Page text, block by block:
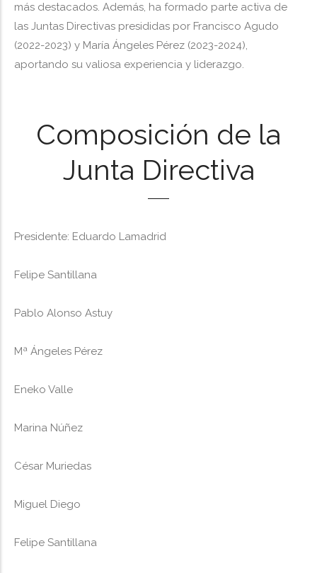
más destacados. Además, ha formado parte activa de
las Juntas Directivas presididas por Francisco Agudo
(2022-2023) y María Ángeles Pérez (2023-2024),
aportando su valiosa experiencia y liderazgo.
Composición de la
Junta Directiva
Presidente: Eduardo Lamadrid
Felipe Santillana
Pablo Alonso Astuy
Mª Ángeles Pérez
Eneko Valle
Marina Núñez
César Muriedas
Miguel Diego
Felipe Santillana